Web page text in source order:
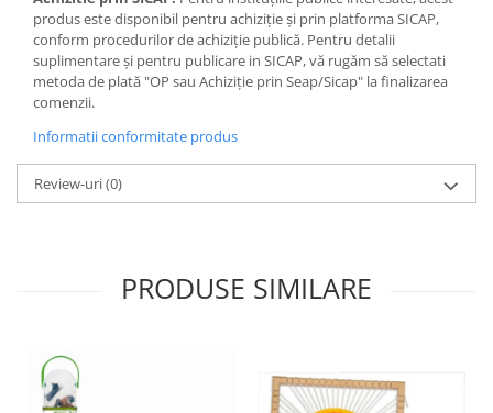
Jocuri cu numere
Jocuri de indemanare
Jocuri de carti
Jocuri interactive
Jocuri de podea
Carti pe alese
Carti pentru copii 3 ani
Carti pentru copii 5 ani
Carti pentru copii 6 ani
produs este disponibil pentru achiziție și prin platforma SICAP,
conform procedurilor de achiziție publică. Pentru detalii
suplimentare și pentru publicare in SICAP, vă rugăm să selectati
metoda de plată "OP sau Achiziție prin Seap/Sicap" la finalizarea
comenzii.
Informatii conformitate produs
Review-uri(0)
PRODUSE SIMILARE